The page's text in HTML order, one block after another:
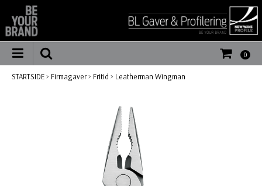
0
STARTSIDE> Firmagaver> Fritid > Leatherman Wingman